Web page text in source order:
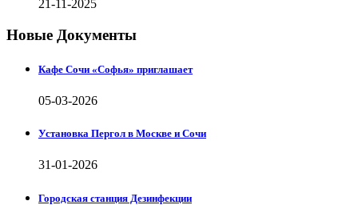
21-11-2025
Новые Документы
Кафе Сочи «Софья» приглашает
05-03-2026
Установка Пергол в Москве и Сочи
31-01-2026
Городская станция Дезинфекции